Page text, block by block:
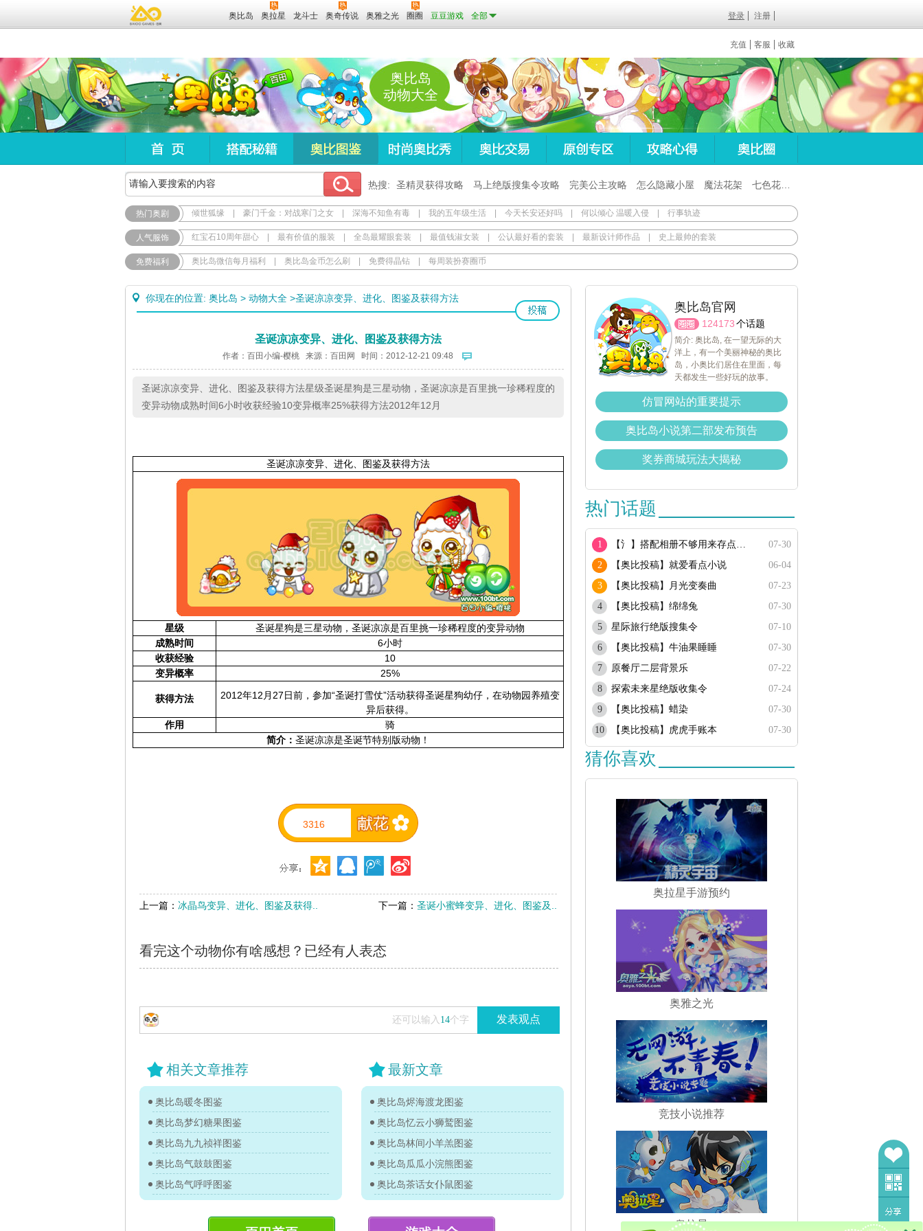
奥比岛 奥拉星 龙斗士 奥奇传说 奥雅之光 圈圈 豆豆游戏 全部 登录 注册
充值 客服 收藏
奥比岛
动物大全
热搜: 圣精灵获得攻略 马上绝版搜集令攻略 完美公主攻略 怎么隐藏小屋 魔法花架 七色花在哪
热门奥剧 倾世狐缘 豪门千金：对战寒门之女 深海不知鱼有毒 我的五年级生活 今天长安还好吗 何以倾心 温暖入侵 行事轨迹
人气服饰 红宝石10周年甜心 最有价值的服装 全岛最耀眼套装 最值钱淑女装 公认最好看的套装 最新设计师作品 史上最帅的套装
免费福利 奥比岛微信每月福利 奥比岛金币怎么刷 免费得晶钻 每周装扮赛圈币
你现在的位置: 奥比岛 > 动物大全 >圣诞凉凉变异、进化、图鉴及获得方法
圣诞凉凉变异、进化、图鉴及获得方法
作者：百田小编-樱桃 来源： 百田网 时间：2012-12-21 09:48
圣诞凉凉变异、进化、图鉴及获得方法星级圣诞星狗是三星动物，圣诞凉凉是百里挑一珍稀程度的
变异动物成熟时间6小时收获经验10变异概率25%获得方法2012年12月
圣诞凉凉变异、进化、图鉴及获得方法
星级
圣诞星狗是三星动物，圣诞凉凉是百里挑一珍稀程度的变异动物
成熟时间
6小时
收获经验
10
变异概率
25%
获得方法
2012年12月27日前，参加“圣诞打雪仗”活动获得圣诞星狗幼仔，在动物园养殖变
异后获得。
作用
骑
简介： 圣诞凉凉是圣诞节特别版动物！
3316
上一篇： 冰晶鸟变异、进化、图鉴及获得.. 下一篇： 圣诞小蜜蜂变异、进化、图鉴及..
看完这个动物你有啥感想？已经有人表态
还可以输入 14个字 发表观点
相关文章推荐
奥比岛暖冬图鉴
奥比岛梦幻糖果图鉴
奥比岛九九祯祥图鉴
奥比岛气鼓鼓图鉴
奥比岛气呼呼图鉴
最新文章
奥比岛烬海渡龙图鉴
奥比岛忆云小狮鹫图鉴
奥比岛林间小羊羔图鉴
奥比岛瓜瓜小浣熊图鉴
奥比岛茶话女仆鼠图鉴
奥比岛官网
124173个话题
简介: 奥比岛, 在一望无际的大
洋上，有一个美丽神秘的奥比
岛，小奥比们居住在里面，每
天都发生一些好玩的故事。
仿冒网站的重要提示
奥比岛小说第二部发布预告
奖券商城玩法大揭秘
热门话题
1 【氵】搭配相册不够用来存点搭配
07-30
2
【奥比投稿】就爱看点小说
06-04
3
【奥比投稿】月光变奏曲
07-23
4
【奥比投稿】绵绵兔
07-30
5
星际旅行绝版搜集令
07-10
6
【奥比投稿】牛油果睡睡
07-30
7
原餐厅二层背景乐
07-22
8
探索未来星绝版收集令
07-24
9
【奥比投稿】蜡染
07-30
10
【奥比投稿】虎虎手账本 07-30
猜你喜欢
奥拉星手游预约
奥雅之光
竞技小说推荐
奥拉星